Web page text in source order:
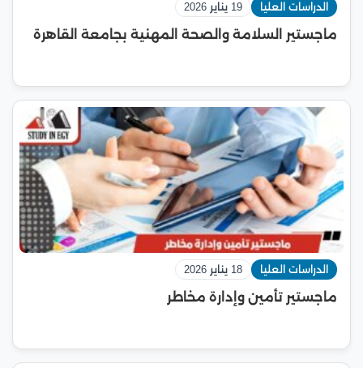
الدراسات العليا 19 يناير 2026
ماجستير السلامة والصحة المهنية بجامعة القاهرة
الدراسات العليا 18 يناير 2026
ماجستير تأمين وإدارة مخاطر